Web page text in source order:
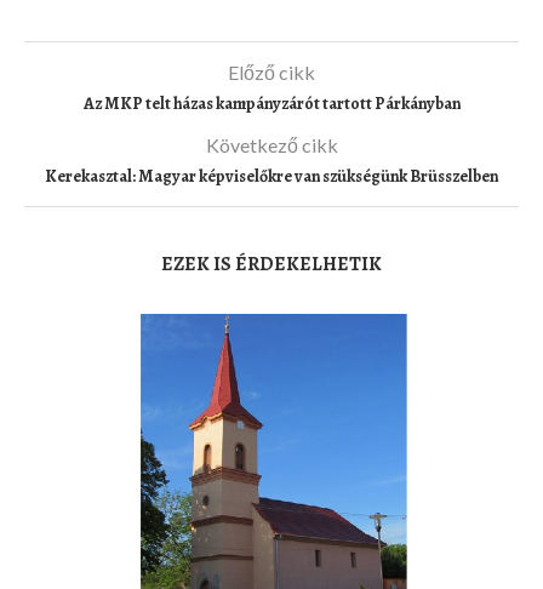
Előző cikk
Az MKP telt házas kampányzárót tartott Párkányban
Következő cikk
Kerekasztal: Magyar képviselőkre van szükségünk Brüsszelben
EZEK IS ÉRDEKELHETIK